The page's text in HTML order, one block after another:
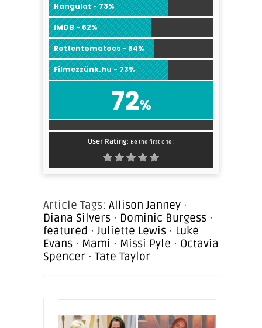
Hangulat - 73%
IMDB - 62%
Rottentomatoes - 64%
Filmezzünk.hu - 73%
72%
User Rating: Be the first one !
Article Tags: Allison Janney ·
Diana Silvers · Dominic Burgess ·
featured · Juliette Lewis · Luke
Evans · Mami · Missi Pyle · Octavia
Spencer · Tate Taylor